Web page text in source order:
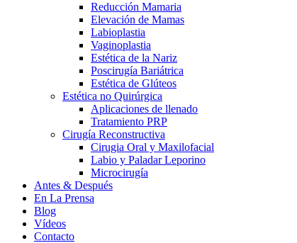
Reducción Mamaria
Elevación de Mamas
Labioplastia
Vaginoplastia
Estética de la Nariz
Poscirugía Bariátrica
Estética de Glúteos
Estética no Quirúrgica
Aplicaciones de llenado
Tratamiento PRP
Cirugía Reconstructiva
Cirugia Oral y Maxilofacial
Labio y Paladar Leporino
Microcirugía
Antes & Después
En La Prensa
Blog
Vídeos
Contacto